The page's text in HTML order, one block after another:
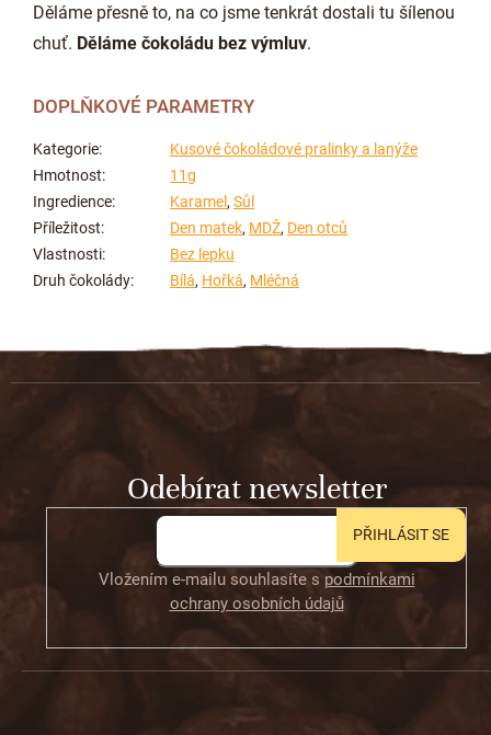
Děláme přesně to, na co jsme tenkrát dostali tu šílenou
chuť. Děláme čokoládu bez výmluv.
DOPLŇKOVÉ PARAMETRY
Kategorie:
Kusové čokoládové pralinky a lanýže
Hmotnost:
11g
Ingredience: Karamel , Sůl
Příležitost: Den matek, MDŽ, Den otců
Vlastnosti:
Bez lepku
Druh čokolády: Bílá, Hořká, Mléčná
Z
Odebírat newsletter
Vložením e-mailu souhlasíte s podmínkami
ochrany osobních údajů
PŘIHLÁSIT SE